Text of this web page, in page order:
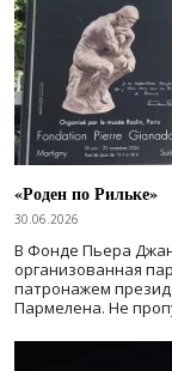
«Роден по Рильке»
30.06.2026
В Фонде Пьера
организованная
патронажем
Пармелена. Не